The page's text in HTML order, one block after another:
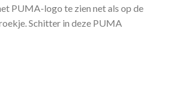
PUMA-logo te zien net als op de
Schitter in deze PUMA